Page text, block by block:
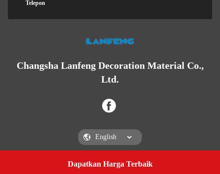
Dapatkan Harga Terbaik
Telepon
Changsha Lanfeng Decoration Material Co.,
Ltd.
Changsha Lanfeng Decoration Material Co., Ltd.
Get a Quote